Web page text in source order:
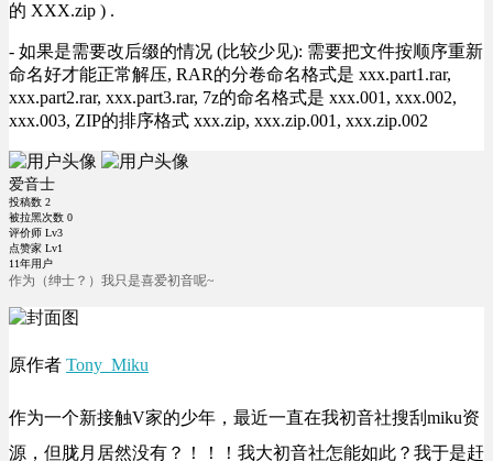
的 XXX.zip ) .
- 如果是需要改后缀的情况 (比较少见): 需要把文件按顺序重新
命名好才能正常解压, RAR的分卷命名格式是 xxx.part1.rar,
xxx.part2.rar, xxx.part3.rar, 7z的命名格式是 xxx.001, xxx.002,
xxx.003, ZIP的排序格式 xxx.zip, xxx.zip.001, xxx.zip.002
爱音士
投稿数 2
被拉黑次数 0
评价师 Lv3
点赞家 Lv1
11年用户
作为（绅士？）我只是喜爱初音呢~
原作者 Tony_Miku
作为一个新接触V家的少年，最近一直在我初音社搜刮miku资
源，但胧月居然没有？！！！我大初音社怎能如此？我于是赶